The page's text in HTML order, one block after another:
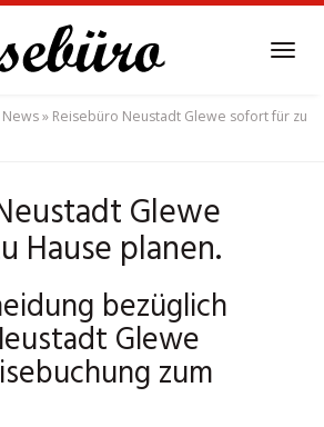
» Reisebüro Neustadt Glewe sofort für zu
Glewe
Hause planen.
bezüglich
Glewe
zum